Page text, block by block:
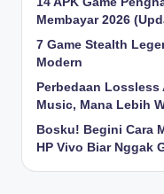
Membayar 2026
7 Game Stealth
Modern
Perbedaan
Music, Mana Lebih
Bosku! Begini Cara
HP Vivo Biar Nggak